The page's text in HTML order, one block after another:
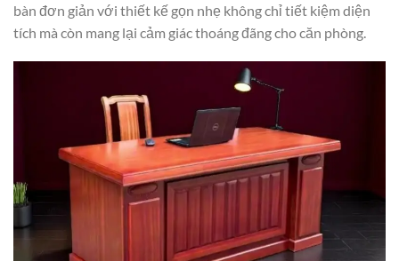
bàn đơn giản với thiết kế gọn nhẹ không chỉ tiết kiệm diện
tích mà còn mang lại cảm giác thoáng đãng cho căn phòng.